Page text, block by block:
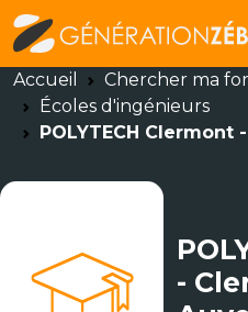
Accueil
Chercher ma
Écoles d'ingénieurs
POLYTECH
-